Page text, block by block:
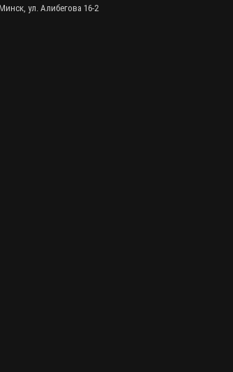
ул. Алибегова 16-2